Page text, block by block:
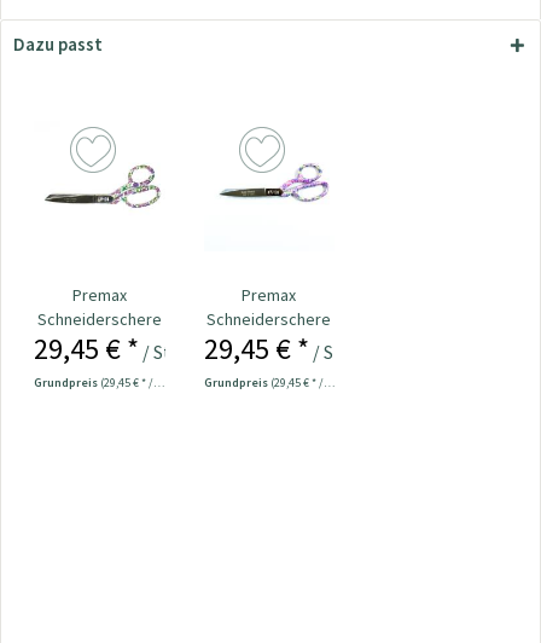
Dazu passt
Premax
Schneiderschere
- Ever Sharp 20
29,45 € * / Stück
Grundpreis (29,45 € * / 1 Stück)
Premax
Schneiderschere
- Ever Sharp 20
29,45 € * / Stück
Grundpreis (29,45 € * / 1 Stück)